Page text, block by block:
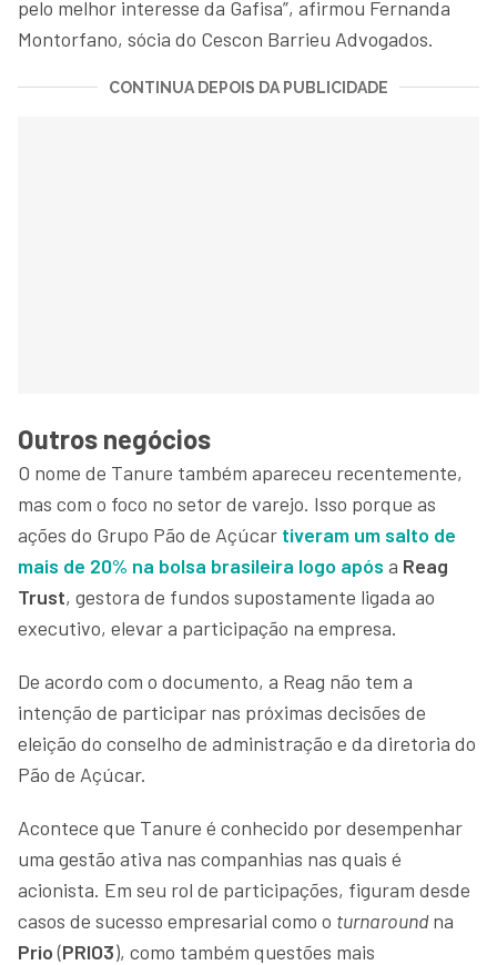
pelo melhor interesse da Gafisa”, afirmou Fernanda
Montorfano, sócia do Cescon Barrieu Advogados.
CONTINUA DEPOIS DA PUBLICIDADE
Outros negócios
O nome de Tanure também apareceu recentemente,
mas com o foco no setor de varejo. Isso porque as
ações do Grupo Pão de Açúcar tiveram um salto de
mais de 20% na bolsa brasileira logo após a Reag
Trust, gestora de fundos supostamente ligada ao
executivo, elevar a participação na empresa.
De acordo com o documento, a Reag não tem a
intenção de participar nas próximas decisões de
eleição do conselho de administração e da diretoria do
Pão de Açúcar.
Acontece que Tanure é conhecido por desempenhar
uma gestão ativa nas companhias nas quais é
acionista. Em seu rol de participações, figuram desde
casos de sucesso empresarial como o turnaroundna
Prio(PRIO3), como também questões mais